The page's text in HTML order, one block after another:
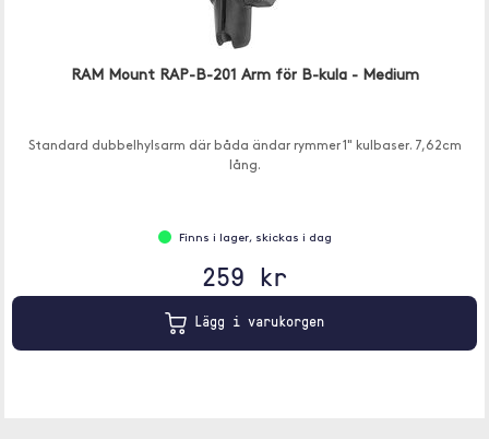
RAM Mount RAP-B-201 Arm för B-kula - Medium
Standard dubbelhylsarm där båda ändar rymmer 1" kulbaser. 7,62cm
lång.
Finns i lager, skickas i dag
259 kr
Lägg i varukorgen